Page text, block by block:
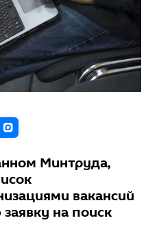
Минтруда,
вакансий
на поиск